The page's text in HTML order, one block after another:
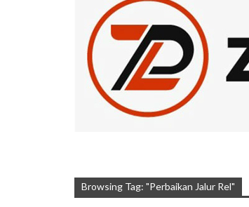
Browsing Tag: "Perbaikan Jalur Rel"